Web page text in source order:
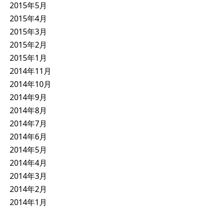
2015年5月
2015年4月
2015年3月
2015年2月
2015年1月
2014年11月
2014年10月
2014年9月
2014年8月
2014年7月
2014年6月
2014年5月
2014年4月
2014年3月
2014年2月
2014年1月